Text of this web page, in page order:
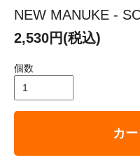
NEW MANUKE -
2,530円(税込)
個数
カ